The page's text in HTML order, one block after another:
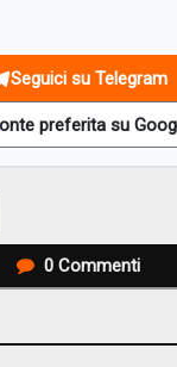
Seguici su Telegram
preferita su
0Commenti